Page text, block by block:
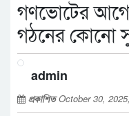
গণভোটের আগে
গঠনের কোনো
admin
প্রকাশিতOctober 30,